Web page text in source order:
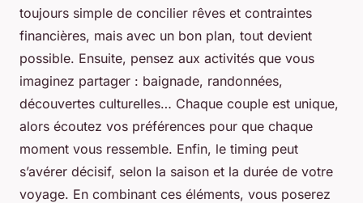
toujours simple de concilier rêves et contraintes
financières, mais avec un bon plan, tout devient
possible. Ensuite, pensez aux activités que vous
imaginez partager : baignade, randonnées,
découvertes culturelles… Chaque couple est unique,
alors écoutez vos préférences pour que chaque
moment vous ressemble. Enfin, le timing peut
s’avérer décisif, selon la saison et la durée de votre
voyage. En combinant ces éléments, vous poserez